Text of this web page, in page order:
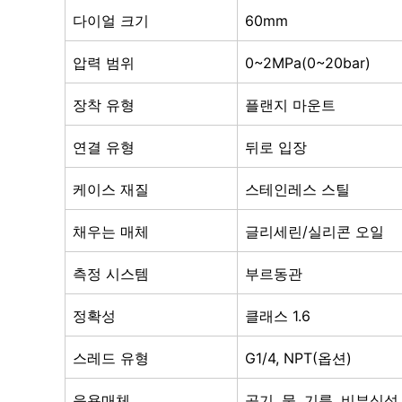
다이얼 크기 60mm
압력 범위 0~2MPa(0~20bar)
장착 유형 플랜지 마운트
연결 유형 뒤로 입장
케이스 재질 스테인레스 스틸
채우는 매체 글리세린/실리콘 오일
측정 시스템 부르동관
정확성 클래스 1.6
스레드 유형 G1/4, NPT(옵션)